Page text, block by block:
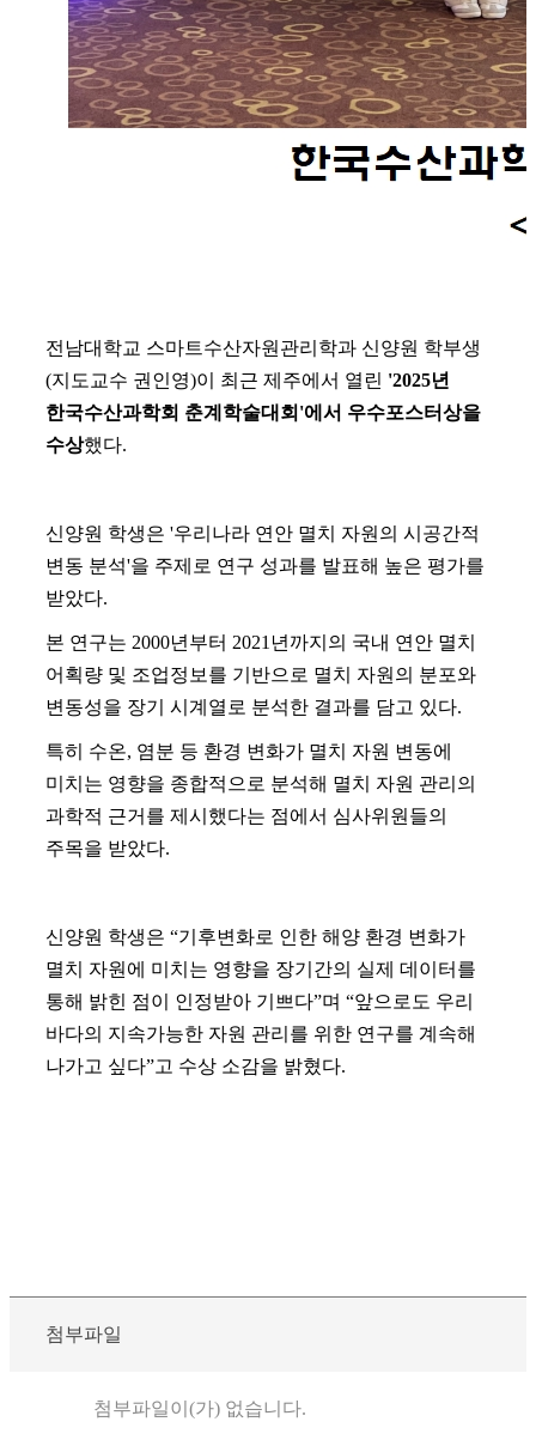
전남대학교 스마트수산자원관리학과 신양원 학부생
(지도교수 권인영)이 최근 제주에서 열린 '2025년
한국수산과학회 춘계학술대회'에서 우수포스터상을
수상했다.
신양원 학생은 '우리나라 연안 멸치 자원의 시공간적
변동 분석'을 주제로 연구 성과를 발표해 높은 평가를
받았다.
본 연구는 2000년부터 2021년까지의 국내 연안 멸치
어획량 및 조업정보를 기반으로 멸치 자원의 분포와
변동성을 장기 시계열로 분석한 결과를 담고 있다.
특히 수온, 염분 등 환경 변화가 멸치 자원 변동에
미치는 영향을 종합적으로 분석해 멸치 자원 관리의
과학적 근거를 제시했다는 점에서 심사위원들의
주목을 받았다.
신양원 학생은 “기후변화로 인한 해양 환경 변화가
멸치 자원에 미치는 영향을 장기간의 실제 데이터를
통해 밝힌 점이 인정받아 기쁘다”며 “앞으로도 우리
바다의 지속가능한 자원 관리를 위한 연구를 계속해
나가고 싶다”고 수상 소감을 밝혔다.
첨부파일
첨부파일이(가) 없습니다.